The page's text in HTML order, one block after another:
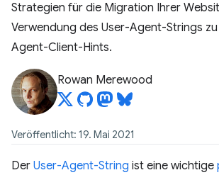
Strategien für die Migration Ihrer
Verwendung des User-Agent-Strings
Agent-Client-Hints.
Rowan Merewood
Veröffentlicht: 19. Mai 2021
Der User-Agent-String ist eine wichtige